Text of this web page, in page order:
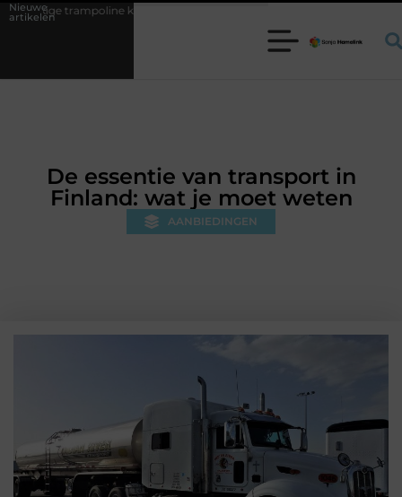
Nieuwe
artikelen
kiezen voor jouw tuin
De essentie van transport in
Finland: wat je moet weten
AANBIEDINGEN